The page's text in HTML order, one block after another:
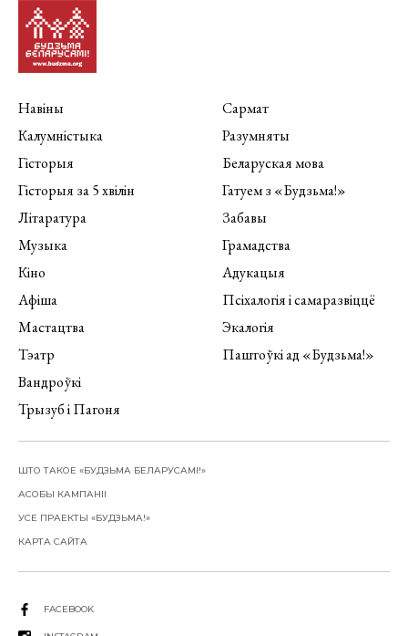
Навіны
Калумністыка
Гісторыя
Гісторыя за 5 хвілін
Літаратура
Музыка
Кіно
Афіша
Мастацтва
Тэатр
Вандроўкі
Трызуб і Пагоня
Сармат
Разумняты
Беларуская мова
Гатуем з «Будзьма!»
Забавы
Грамадства
Адукацыя
Псіхалогія і самаразвіццё
Экалогія
Паштоўкі ад «Будзьма!»
ШТО ТАКОЕ «БУДЗЬМА БЕЛАРУСАМІ!»
АСОБЫ КАМПАНІІ
УСЕ ПРАЕКТЫ «БУДЗЬМА!»
КАРТА САЙТА
FACEBOOK